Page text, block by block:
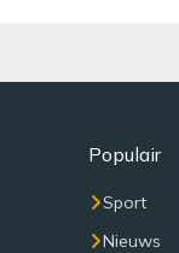
Populair
Sport
Nieuws